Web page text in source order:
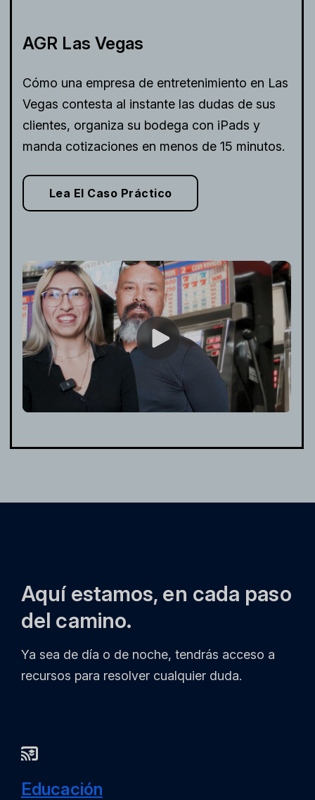
AGR Las Vegas
Cómo una empresa de entretenimiento en Las
Vegas contesta al instante las dudas de sus
clientes, organiza su bodega con iPads y
manda cotizaciones en menos de 15 minutos.
Lea El Caso Práctico
Aquí estamos, en cada paso
del camino.
Ya sea de día o de noche, tendrás acceso a
recursos para resolver cualquier duda.
Educación